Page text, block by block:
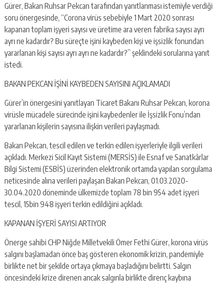
Gürer, Bakan Ruhsar Pekcan tarafından yanıtlanması istemiyle verdiği
soru önergesinde, “Corona virüs sebebiyle 1 Mart 2020 sonrası
kapanan toplam işyeri sayısı ve üretime ara veren fabrika sayısı ayrı
ayrı ne kadardır? Bu süreçte işini kaybeden kişi ve işsizlik fonundan
yararlanan kişi sayısı ayrı ayrı ne kadardır?” şeklindeki sorularına yanıt
istedi.
BAKAN PEKCAN İŞİNİ KAYBEDEN SAYISINI AÇIKLAMADI
Gürer’in önergesini yanıtlayan Ticaret Bakanı Ruhsar Pekcan, korona
virüsle mücadele sürecinde işini kaybedenler ile İşsizlik Fonu’ndan
yararlanan kişilerin sayısına ilişkin verileri paylaşmadı.
Bakan Pekcan, tescil edilen ve terkin edilen işyerleriyle ilgili verileri
açıkladı. Merkezi Sicil Kayıt Sistemi (MERSİS) ile Esnaf ve Sanatkârlar
Bilgi Sistemi (ESBİS) üzerinden elektronik ortamda yapılan sorgulama
neticesinde alına verileri paylaşan Bakan Pekcan, 01.03.2020-
30.04.2020 döneminde ülkemizde toplam 78 bin 954 adet işyeri
tescil, 15bin 948 işyeri terkin edildiğini açıkladı.
KAPANAN İŞYERİ SAYISI ARTIYOR
Önerge sahibi CHP Niğde Milletvekili Ömer Fethi Gürer, korona virüs
salgını başlamadan önce baş gösteren ekonomik krizin, pandemiyle
birlikte net bir şekilde ortaya çıkmaya başladığını belirtti. Salgın
öncesindeki krize direnen ancak salgınla birlikte direnç kaybına